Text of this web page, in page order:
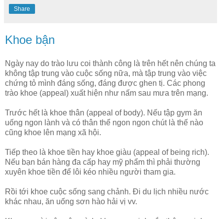
Share
Khoe bận
Ngày nay do trào lưu coi thành công là trên hết nên chúng ta
không tập trung vào cuộc sống nữa, mà tập trung vào việc
chứng tỏ mình đáng sống, đáng được ghen tị. Các phong
trào khoe (appeal) xuất hiện như nấm sau mưa trên mạng.
Trước hết là khoe thân (appeal of body). Nếu tập gym ăn
uống ngon lành và có thân thể ngon ngon chút là thế nào
cũng khoe lên mạng xã hội.
Tiếp theo là khoe tiền hay khoe giàu (appeal of being rich).
Nếu bạn bán hàng đa cấp hay mỹ phẩm thì phải thường
xuyên khoe tiền để lôi kéo nhiều người tham gia.
Rồi tới khoe cuộc sống sang chảnh. Đi du lịch nhiều nước
khác nhau, ăn uống sơn hào hải vị vv.